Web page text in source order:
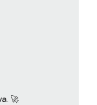
. 🚀